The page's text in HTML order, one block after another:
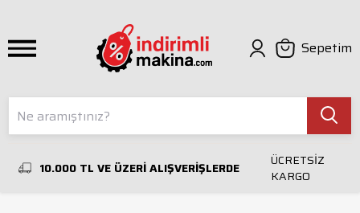
Sepetim
10.000 TL VE ÜZERİ ALIŞVERİŞLERDE
ÜCRETSİZ
KARGO